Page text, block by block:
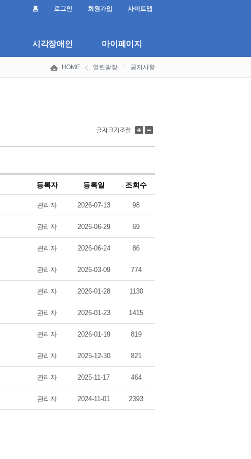
홈 로그인 회원가입 사이트맵
시각장애인 마이페이지
HOME 열린광장 공지사항
크
기
크
기
등록자 등록일 조회수
관리자 2026-07-13 98
관리자 2026-06-29 69
관리자 2026-06-24 86
관리자 2026-03-09 774
관리자 2026-01-28 1130
관리자 2026-01-23 1415
관리자 2026-01-19 819
관리자 2025-12-30 821
관리자 2025-11-17 464
관리자 2024-11-01 2393